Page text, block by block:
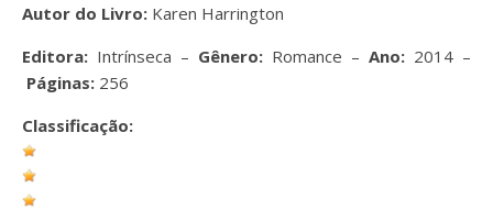
Autor do Livro: Karen Harrington
Editora: Intrínseca – Gênero: Romance – Ano: 2014 –
Páginas: 256
Classificação: